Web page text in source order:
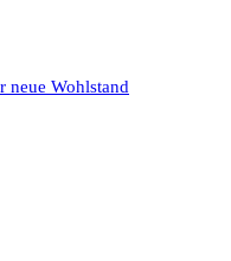
neue Wohlstand